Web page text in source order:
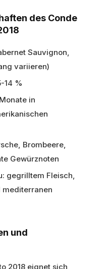
des Conde
Sauvignon,
variieren)
14 %
in
Brombeere,
Gewürznoten
gegrilltem Fleisch,
mediterranen
und
2018 eignet sich